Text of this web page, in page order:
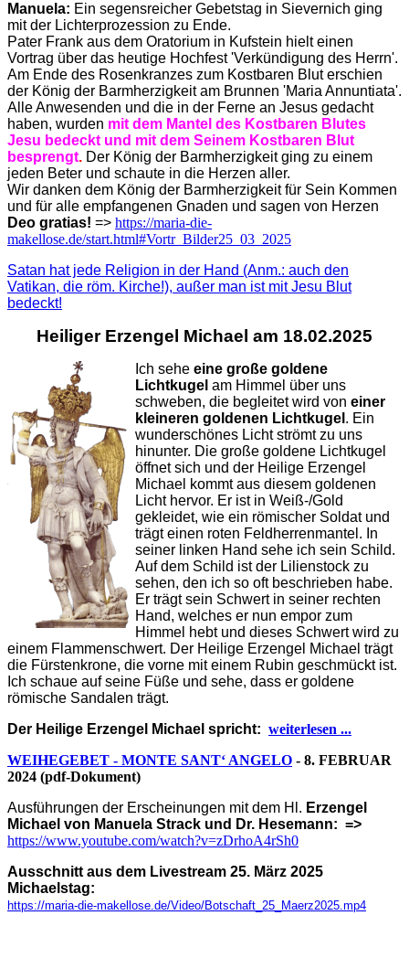
Manuela: Ein segensreicher Gebetstag in Sievernich ging
mit der Lichterprozession zu Ende.
Pater Frank aus dem Oratorium in Kufstein hielt einen
Vortrag über das heutige Hochfest 'Verkündigung des Herrn'.
Am Ende des Rosenkranzes zum Kostbaren Blut erschien
der König der Barmherzigkeit am Brunnen 'Maria Annuntiata'.
Alle Anwesenden und die in der Ferne an Jesus gedacht
haben, wurden mit dem Mantel des Kostbaren Blutes
Jesu bedeckt und mit dem Seinem Kostbaren Blut
besprengt. Der König der Barmherzigkeit ging zu einem
jeden Beter und schaute in die Herzen aller.
Wir danken dem König der Barmherzigkeit für Sein Kommen
und für alle empfangenen Gnaden und sagen von Herzen
Deo gratias! => https://maria-die-
makellose.de/start.html#Vortr_Bilder25_03_2025
Satan hat jede Religion in der Hand (Anm.: auch den
Vatikan, die röm. Kirche!), außer man ist mit Jesu Blut
bedeckt!
Heiliger Erzengel Michael am 18.02.2025
Ich sehe eine große goldene
Lichtkugel am Himmel über uns
schweben, die begleitet wird von einer
kleineren goldenen Lichtkugel . Ein
wunderschönes Licht strömt zu uns
hinunter. Die große goldene Lichtkugel
öffnet sich und der Heilige Erzengel
Michael kommt aus diesem goldenen
Licht hervor. Er ist in Weiß-/Gold
gekleidet, wie ein römischer Soldat und
trägt einen roten Feldherrenmantel. In
seiner linken Hand sehe ich sein Schild.
Auf dem Schild ist der Lilienstock zu
sehen, den ich so oft beschrieben habe.
Er trägt sein Schwert in seiner rechten
Hand, welches er nun empor zum
Himmel hebt und dieses Schwert wird zu
einem Flammenschwert. Der Heilige Erzengel Michael trägt
die Fürstenkrone, die vorne mit einem Rubin geschmückt ist.
Ich schaue auf seine Füße und sehe, dass er goldene
römische Sandalen trägt.
Der Heilige Erzengel Michael spricht: weiterlesen ...
WEIHEGEBET - MONTE SANT‘ ANGELO - 8. FEBRUAR
2024 (pdf-Dokument)
Ausführungen der Erscheinungen mit dem Hl. Erzengel
Michael von Manuela Strack und Dr. Hesemann: =>
https://www.youtube.com/watch?v=zDrhoA4rSh0
Ausschnitt aus dem Livestream 25. März 2025
Michaelstag:
https://maria-die-makellose.de/Video/Botschaft_25_Maerz2025.mp4